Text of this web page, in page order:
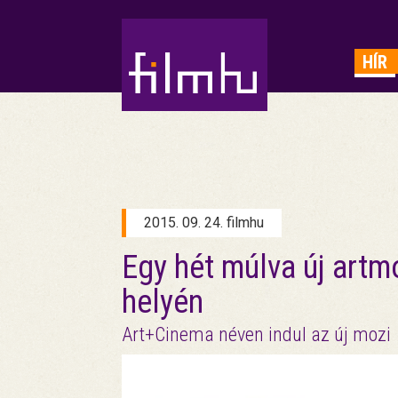
HÍR
2015. 09. 24. filmhu
Egy hét múlva új
helyén
Art+Cinema néven indul az új mozi